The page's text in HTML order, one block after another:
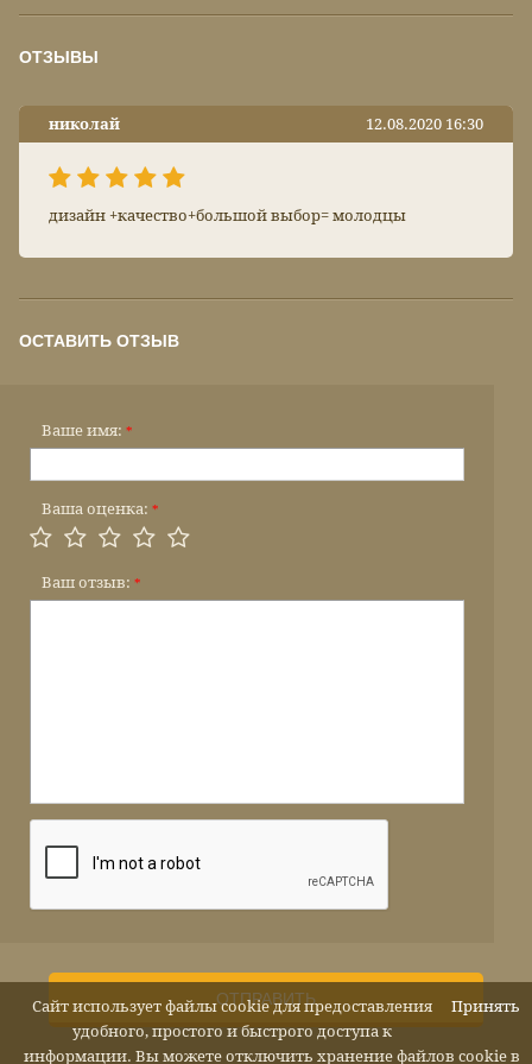
ОТЗЫВЫ
николай 12.08.2020 16:30
дизайн +качество+большой выбор= молодцы
ОСТАВИТЬ ОТЗЫВ
Ваше имя: *
Ваша оценка: *
Ваш отзыв: *
ОТПРАВИТЬ Принять
Сайт использует файлы cookie для предоставления
удобного, простого и быстрого доступа к
информации. Вы можете отключить хранение файлов cookie в